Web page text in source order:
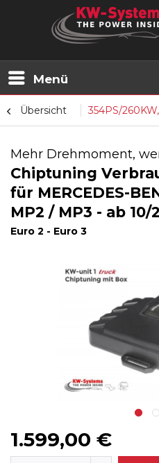
Menü
Übersicht 354PS/
Mehr Drehmoment,
Chiptuning
für MERCEDES-
MP2 / MP3 - ab 10/
Euro 2 - Euro 3
1.599,00 €